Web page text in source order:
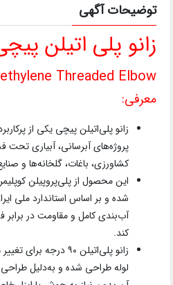
توضیحات آگهی
زانو پلی اتیلن
Threaded Elbow
معرفی:
زانو پلی‌اتیلن پیچی یکی از
پروژه‌های آبرسانی، آبیاری
کشاورزی، باغات، گلخانه‌ها و
شده و بر اساس استاندارد ملی
آب‌بندی کامل و مقاومت در
کند.
زانو پلی‌اتیلن ۹۰
لوله طراحی شده و به‌دلیل